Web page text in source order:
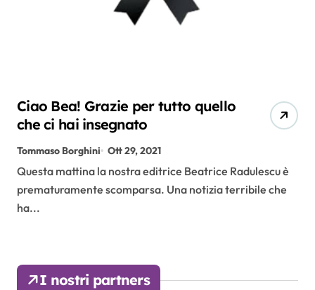
Ciao Bea! Grazie per tutto quello
che ci hai insegnato
Tommaso Borghini Ott 29, 2021
Questa mattina la nostra editrice Beatrice Radulescu è
prematuramente scomparsa. Una notizia terribile che
ha...
I nostri partners